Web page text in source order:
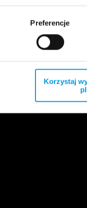
Preferencje
Korzystaj